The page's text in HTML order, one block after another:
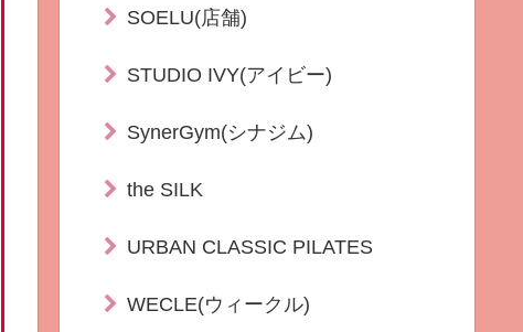
SOELU(店舗)
STUDIO IVY(アイビー)
SynerGym(シナジム)
the SILK
URBAN CLASSIC PILATES
WECLE(ウィークル)